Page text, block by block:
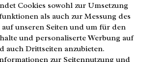
Cookies sowohl zur Umsetzung
als auch zur Messung des
unseren Seiten und um für den
und personaliserte Werbung auf
auch Drittseiten anzubieten.
zur Seitennutzung und